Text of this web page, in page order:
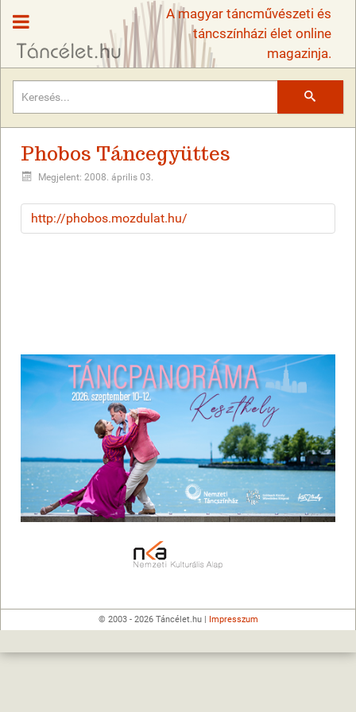
A magyar táncművészeti és
táncszínházi élet online
magazinja.
Phobos Táncegyüttes
Megjelent: 2008. április 03.
http://phobos.mozdulat.hu/
© 2003 - 2026 Táncélet.hu | Impresszum